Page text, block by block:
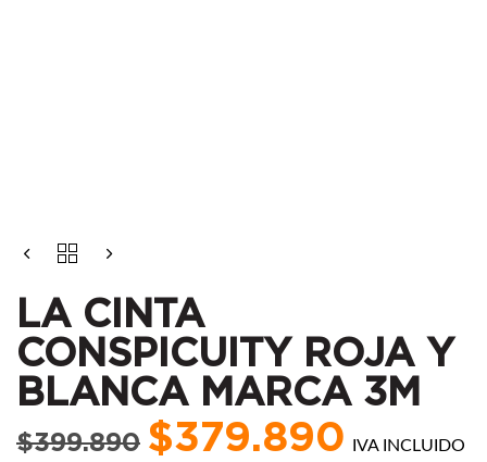
LA CINTA
CONSPICUITY ROJA Y
BLANCA MARCA 3M
$399.890
original
era:
$399.890.
$379.890
actual
es:
$379.890.
IVA INCLUIDO
CONSPICUITY
ROJA
BLANCA
MARCA
3M